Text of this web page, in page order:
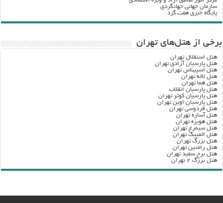
سازمان جهانی جهانگردی
پایگاه خبری هفت گرد
برخی از هتل‌های تهران
هتل استقلال تهران
هتل پارسیان آزادی تهران
هتل اسپیناس تهران
هتل لاله تهران
هتل هما تهران
هتل پارسیان انقلاب
هتل پارسیان کوثر تهران
هتل پارسیان اوین تهران
هتل فردوسی تهران
هتل آساره تهران
هتل هویزه تهران
هتل سیمرغ تهران
هتل المپیک تهران
هتل بزرگ تهران
هتل رامتین تهران
هتل برج سفید تهران
هتل بزرگ ۲ تهران